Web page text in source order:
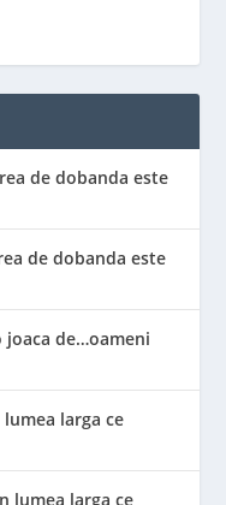
de dobanda este
de dobanda este
de…oameni
larga ce
lumea larga ce